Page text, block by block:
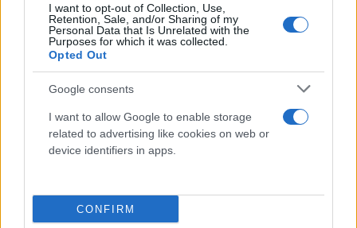
I want to opt-out of Collection, Use,
Retention, Sale, and/or Sharing of my
Personal Data that Is Unrelated with the
Purposes for which it was collected.
Opted Out
Google consents
I want to allow Google to enable storage
related to advertising like cookies on web or
device identifiers in apps.
CONFIRM
να προσφέρει πολλές συγκινήσεις και με βάση τα
προηγούμενα αποτελέσματα των δύο ομάδων, το
G/G είναι η πιο λογική επιλογή για την αναμέτρηση
στο 1.70 στιςεταιρίες στοιχήματος.
ΣΤΟΙΧΗΜΑΤΙΚΕΣ ΕΠΙΛΟΓΕΣ
ΒΕΛ – 19/1, 14:30 - Κόρτραϊκ – Άντερλεχτ: 2
ΟΛΛ – 19/1, 15:30 - Χέρενφεν – Άγιαξ: Goal / Goal
(1.70)